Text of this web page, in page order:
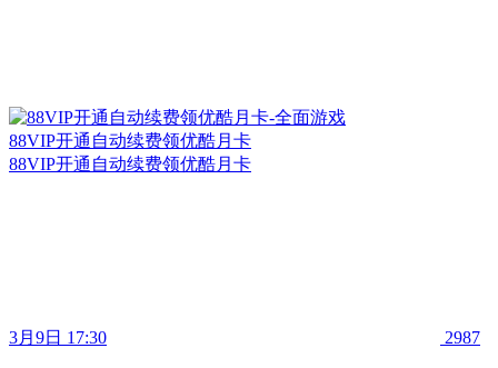
88VIP开通自动续费领优酷月卡
88VIP开通自动续费领优酷月卡
3月9日 17:30 2987